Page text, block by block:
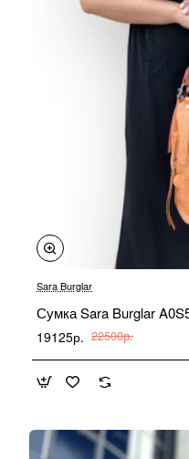
-15%
Sara Burglar
Сумка Sara Burglar
19125р. 22500р.